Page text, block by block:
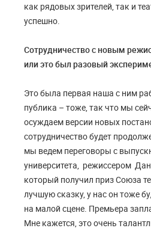
как рядовых зрителей, так и
успешно.
Сотрудничество с новым
или это был разовый
Это была первая наша с ним
публика – тоже, так что мы
осуждаем версии новых
сотрудничество будет
мы ведем переговоры с
университета, режиссером
который получил приз Союза
лучшую сказку, у нас он тоже
на малой сцене. Премьера
Мне кажется, это очень